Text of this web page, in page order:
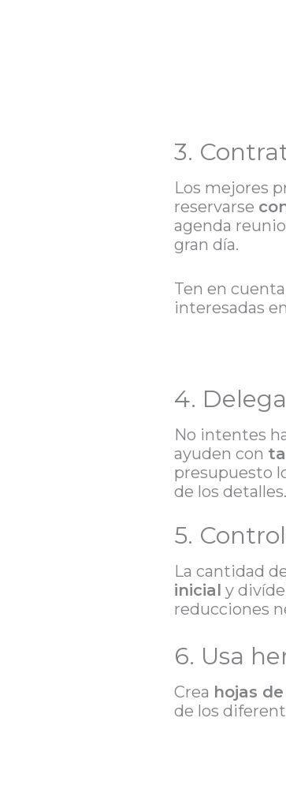
3.
Los mejores
reservarse
agenda
gran día.
Ten en
interesadas
4.
No intentes
ayuden con
presupuesto
de los detalles.
5.
La cantidad
inicial y
reducciones
6. Usa
Crea hojas
de los